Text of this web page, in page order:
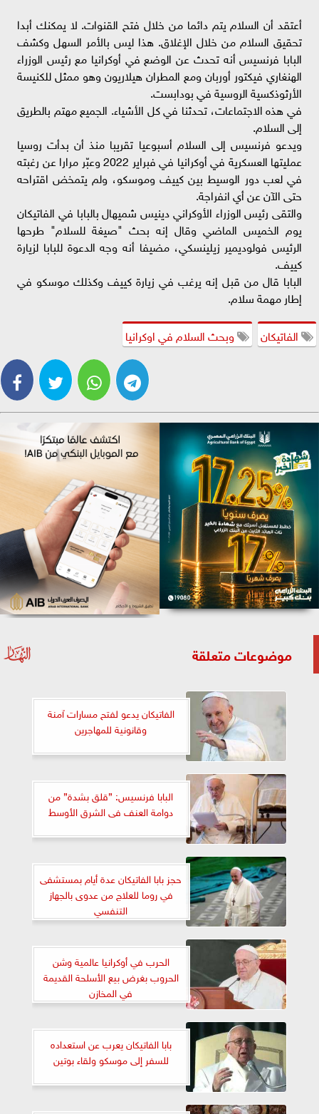
أعتقد أن السلام يتم دائما من خلال فتح القنوات. لا يمكنك أبدا
تحقيق السلام من خلال الإغلاق. هذا ليس بالأمر السهل وكشف
البابا فرنسيس أنه تحدث عن الوضع في أوكرانيا مع رئيس الوزراء
الهنغاري فيكتور أوربان ومع المطران هيلاريون وهو ممثل للكنيسة
الأرثوذكسية الروسية في بودابست.
في هذه الاجتماعات، تحدثنا في كل الأشياء. الجميع مهتم بالطريق
إلى السلام.
ويدعو فرنسيس إلى السلام أسبوعيا تقريبا منذ أن بدأت روسيا
عمليتها العسكرية في أوكرانيا في فبراير 2022 وعبّر مرارا عن رغبته
في لعب دور الوسيط بين كييف وموسكو، ولم يتمخض اقتراحه
حتى الآن عن أي انفراجة.
والتقى رئيس الوزراء الأوكراني دينيس شميهال بالبابا في الفاتيكان
يوم الخميس الماضي وقال إنه بحث "صيغة للسلام" طرحها
الرئيس فولوديمير زيلينسكي، مضيفا أنه وجه الدعوة للبابا لزيارة
كييف.
البابا قال من قبل إنه يرغب في زيارة كييف وكذلك موسكو في
إطار مهمة سلام.
الفاتيكان
وبحث السلام في اوكرانيا
موضوعات متعلقة
الفاتيكان يدعو لفتح مسارات آمنة
وقانونية للمهاجرين
البابا فرنسيس: ”قلق بشدة” من
دوامة العنف فى الشرق الأوسط
حجز بابا الفاتيكان عدة أيام بمستشفى
في روما للعلاج من عدوى بالجهاز
التنفسي
الحرب في أوكرانيا عالمية وشن
الحروب بغرض بيع الأسلحة القديمة
في المخازن
بابا الفاتيكان يعرب عن استعداده
للسفر إلى موسكو ولقاء بوتين